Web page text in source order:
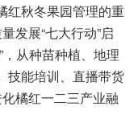
红秋冬果园管理的重
发展“七大行动”启
从种苗种植、地理
技能培训、直播带货
橘红一二三产业融